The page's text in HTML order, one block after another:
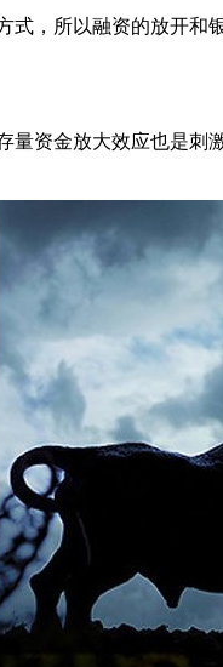
所以融资的放开和
金放大效应也是刺